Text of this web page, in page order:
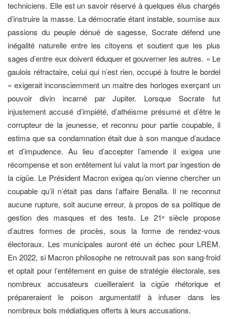
techniciens. Elle est un savoir réservé à quelques élus chargés
d’instruire la masse. La démocratie étant instable, soumise aux
passions du peuple dénué de sagesse, Socrate défend une
inégalité naturelle entre les citoyens et soutient que les plus
sages d’entre eux doivent éduquer et gouverner les autres. « Le
gaulois réfractaire, celui qui n’est rien, occupé à foutre le bordel
» exigerait inconsciemment un maitre des horloges exerçant un
pouvoir divin incarné par Jupiter. Lorsque Socrate fut
injustement accusé d’impiété, d’athéisme présumé et d’être le
corrupteur de la jeunesse, et reconnu pour partie coupable, il
estima que sa condamnation était due à son manque d’audace
et d’impudence. Au lieu d’accepter l’amende il exigea une
récompense et son entêtement lui valut la mort par ingestion de
la cigüe. Le Président Macron exigea qu’on vienne chercher un
coupable qu’il n’était pas dans l’affaire Benalla. Il ne reconnut
aucune rupture, soit aucune erreur, à propos de sa politique de
gestion des masques et des tests. Le 21esiècle propose
d’autres formes de procès, sous la forme de rendez-vous
électoraux. Les municipales auront été un échec pour LREM.
En 2022, si Macron philosophe ne retrouvait pas son sang-froid
et optait pour l’entêtement en guise de stratégie électorale, ses
nombreux accusateurs cueilleraient la cigüe rhétorique et
prépareraient le poison argumentatif à infuser dans les
nombreux bols médiatiques offerts à leurs accusations.